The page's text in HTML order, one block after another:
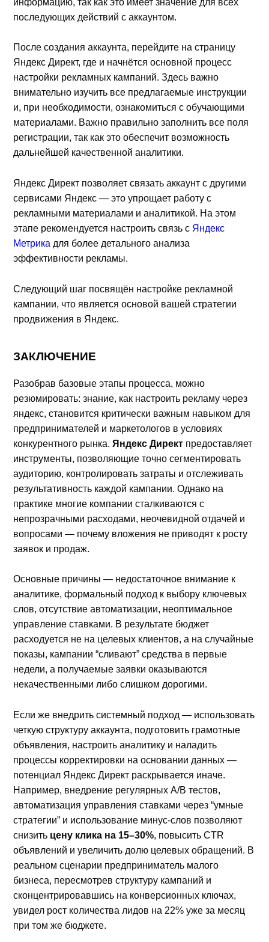
последующих действий с аккаунтом.
После создания аккаунта, перейдите на страницу
Яндекс Директ, где и начнётся основной процесс
настройки рекламных кампаний. Здесь важно
внимательно изучить все предлагаемые инструкции
и, при необходимости, ознакомиться с обучающими
материалами. Важно правильно заполнить все поля
регистрации, так как это обеспечит возможность
дальнейшей качественной аналитики.
Яндекс Директ позволяет связать аккаунт с другими
сервисами Яндекс — это упрощает работу с
рекламными материалами и аналитикой. На этом
этапе рекомендуется настроить связь с Яндекс
Метрика для более детального анализа
эффективности рекламы.
Следующий шаг посвящён настройке рекламной
кампании, что является основой вашей стратегии
продвижения в Яндекс.
ЗАКЛЮЧЕНИЕ
Разобрав базовые этапы процесса, можно
резюмировать: знание, как настроить рекламу через
яндекс, становится критически важным навыком для
предпринимателей и маркетологов в условиях
конкурентного рынка.Яндекс Директ предоставляет
инструменты, позволяющие точно сегментировать
аудиторию, контролировать затраты и отслеживать
результативность каждой кампании. Однако на
практике многие компании сталкиваются с
непрозрачными расходами, неочевидной отдачей и
вопросами — почему вложения не приводят к росту
заявок и продаж.
Основные причины — недостаточное внимание к
аналитике, формальный подход к выбору ключевых
слов, отсутствие автоматизации, неоптимальное
управление ставками. В результате бюджет
расходуется не на целевых клиентов, а на случайные
показы, кампании “сливают” средства в первые
недели, а получаемые заявки оказываются
некачественными либо слишком дорогими.
Если же внедрить системный подход — использовать
четкую структуру аккаунта, подготовить грамотные
объявления, настроить аналитику и наладить
процессы корректировки на основании данных —
потенциал Яндекс Директ раскрывается иначе.
Например, внедрение регулярных A/B тестов,
автоматизация управления ставками через “умные
стратегии” и использование минус-слов позволяют
снизить цену клика на 15–30%, повысить CTR
объявлений и увеличить долю целевых обращений. В
реальном сценарии предприниматель малого
бизнеса, пересмотрев структуру кампаний и
сконцентрировавшись на конверсионных ключах,
увидел рост количества лидов на 22% уже за месяц
при том же бюджете.